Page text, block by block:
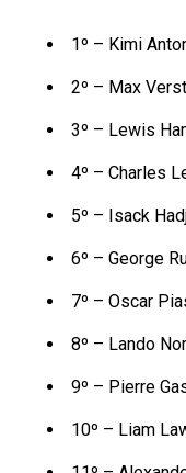
1º – Kimi
2º – Max
3º – Lewis
4º – Charles
5º – Isack
6º – George
7º – Oscar
8º – Lando
9º – Pierre
10º – Liam